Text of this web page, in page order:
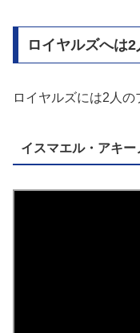
ロイヤルズへは
ロイヤルズには2人の
イスマエル・アキー